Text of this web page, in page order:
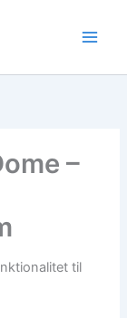
–
til